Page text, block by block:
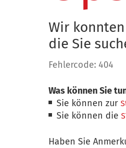
Wir
die Sie
Fehlercode: 404
Was können Sie
Sie können zur
Sie können die
Haben Sie